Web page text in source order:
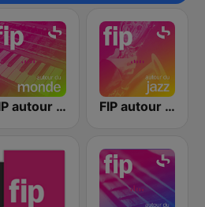
FIP autour du monde FIP autour du jazz